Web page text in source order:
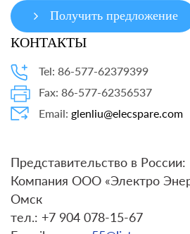
Получить предложение
КОНТАКТЫ
Tel: 86-577-62379399
Fax: 86-577-62356537
Email: glenliu@elecspare.com
Представительство в России:
Компания ООО «Электро
Омск
тел.: +7 904 078-15-67